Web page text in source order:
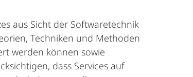
aus Sicht der Softwaretechnik
Techniken und Methoden
werden können sowie
dass Services auf